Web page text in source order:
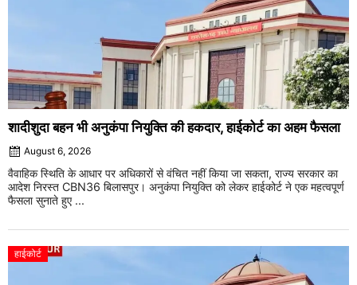
शादीशुदा बहन भी अनुकंपा नियुक्ति की हकदार, हाईकोर्ट का अहम फैसला
August 6, 2026
वैवाहिक स्थिति के आधार पर अधिकारों से वंचित नहीं किया जा सकता, राज्य सरकार का
आदेश निरस्त CBN36 बिलासपुर। अनुकंपा नियुक्ति को लेकर हाईकोर्ट ने एक महत्वपूर्ण
फैसला सुनाते हुए ...
हाईकोर्ट